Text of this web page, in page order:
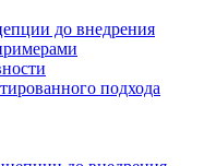
до внедрения
подхода